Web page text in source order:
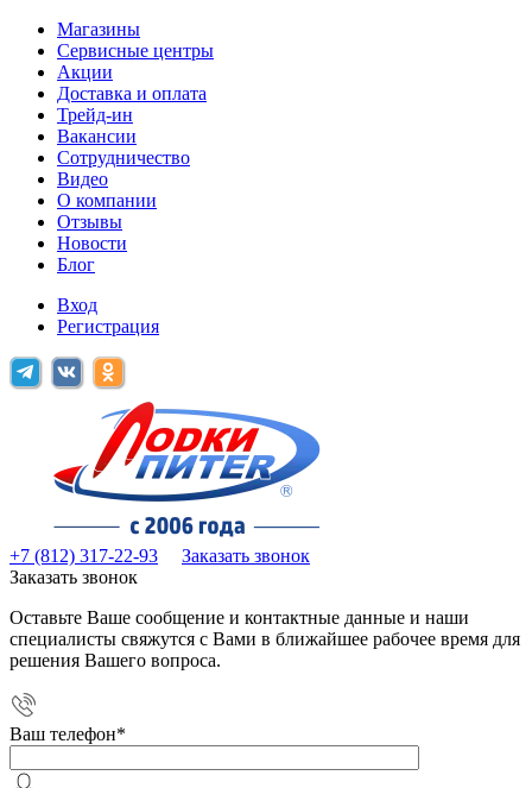
Магазины
Сервисные центры
Акции
Доставка и оплата
Трейд-ин
Вакансии
Сотрудничество
Видео
О компании
Отзывы
Новости
Блог
Вход
Регистрация
+7 (812) 317-22-93
Заказать звонок
Заказать звонок
Оставьте Ваше сообщение и контактные данные и наши
специалисты свяжутся с Вами в ближайшее рабочее время для
решения Вашего вопроса.
Ваш телефон*